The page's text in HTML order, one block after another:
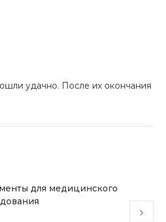
удачно. После их окончания
для медицинского